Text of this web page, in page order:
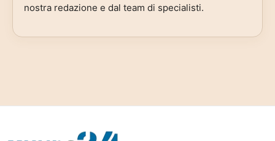
nostra redazione e dal team di specialisti.